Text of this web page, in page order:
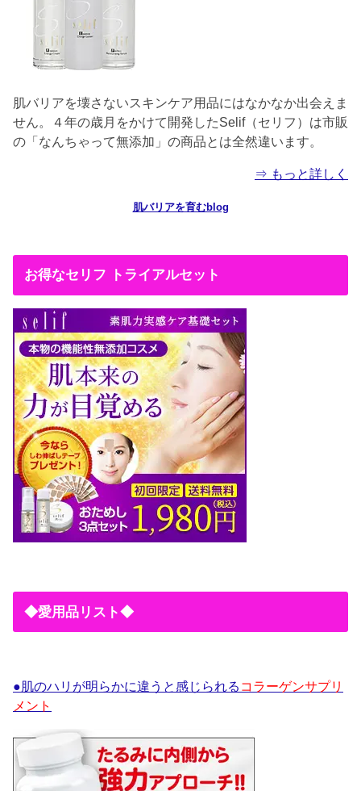
肌バリアを壊さないスキンケア用品にはなかなか出会えま
せん。４年の歳月をかけて開発したSelif（セリフ）は市販
の「なんちゃって無添加」の商品とは全然違います。
⇒ もっと詳しく
肌バリアを育むblog
お得なセリフ トライアルセット
◆愛用品リスト◆
●肌のハリが明らかに違うと感じられる コラーゲンサプリ
メント